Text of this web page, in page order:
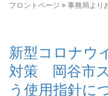
フロントページ > 事務局より
新型コロナウ
対策 岡谷市
う使用指針に